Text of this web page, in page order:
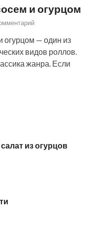
и огурцом
огурцом — один из
видов роллов.
жанра. Если
из огурцов